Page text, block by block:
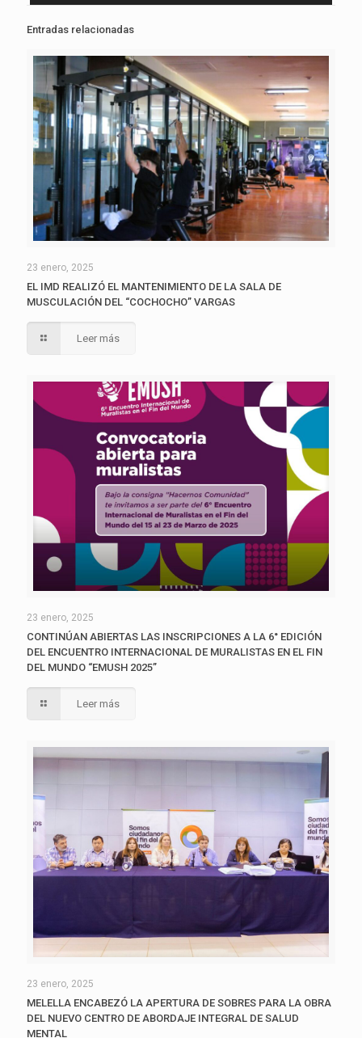
Entradas relacionadas
23 enero, 2025
EL IMD REALIZÓ EL MANTENIMIENTO DE LA SALA DE
MUSCULACIÓN DEL “COCHOCHO” VARGAS
Leer más
23 enero, 2025
CONTINÚAN ABIERTAS LAS INSCRIPCIONES A LA 6° EDICIÓN
DEL ENCUENTRO INTERNACIONAL DE MURALISTAS EN EL FIN
DEL MUNDO “EMUSH 2025”
Leer más
23 enero, 2025
MELELLA ENCABEZÓ LA APERTURA DE SOBRES PARA LA OBRA
DEL NUEVO CENTRO DE ABORDAJE INTEGRAL DE SALUD
MENTAL